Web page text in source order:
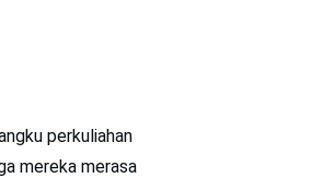
perkuliahan
mereka merasa